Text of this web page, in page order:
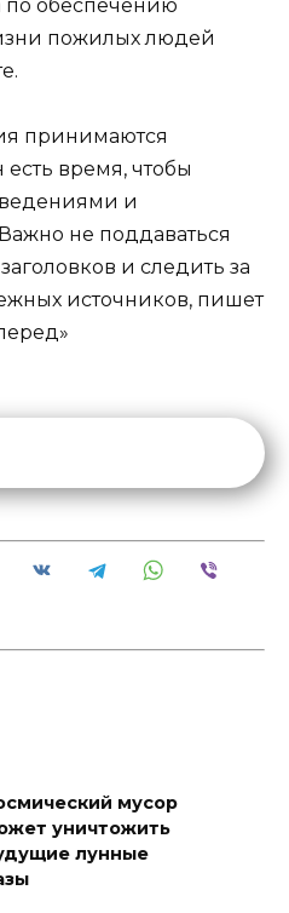
по обеспечению
пожилых людей
принимаются
время, чтобы
и
не поддаваться
и следить за
источников, пишет
мусор
уничтожить
лунные